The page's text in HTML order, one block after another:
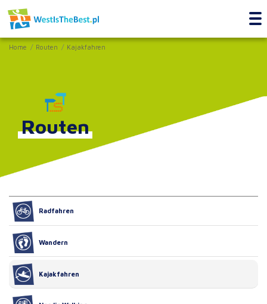
Home Routen Kajakfahren
Routen
Radfahren
Wandern
Kajakfahren